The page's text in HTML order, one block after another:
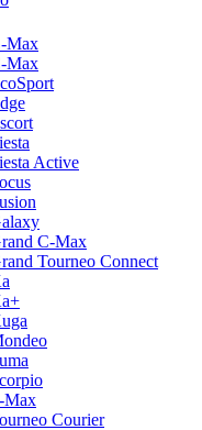
Max
Max
Active
C-Max
Tourneo Connect
Max
Courier